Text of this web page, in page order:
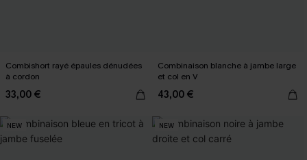
Combishort rayé épaules dénudées
à cordon
33,00 €
Combinaison blanche à jambe large
et col en V
43,00 €
NEW NEW